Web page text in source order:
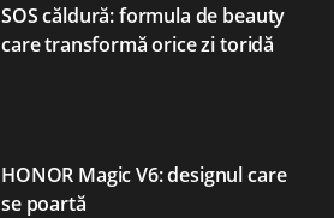
SOS căldură: formula de beauty
care transformă orice zi toridă
HONOR Magic V6: designul care
se poartă